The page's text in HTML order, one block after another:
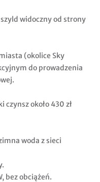
widoczny od strony
(okolice Sky
do prowadzenia
około 430 zł
woda z sieci
bez obciążeń.